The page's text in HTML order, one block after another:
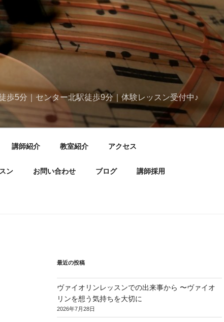
歩5分｜センター北駅徒歩9分｜体験レッスン受付中♪
講師紹介 教室紹介 アクセス
ン お問い合わせ ブログ 講師採用
最近の投稿
ヴァイオリンレッスンでの出来事から 〜ヴァイオ
リンを想う気持ちを大切に
2026年7月28日